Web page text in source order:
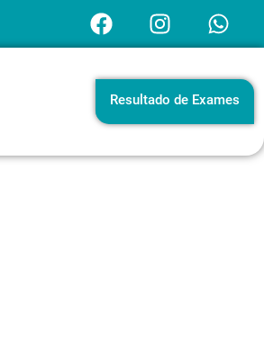
Resultado de Exames